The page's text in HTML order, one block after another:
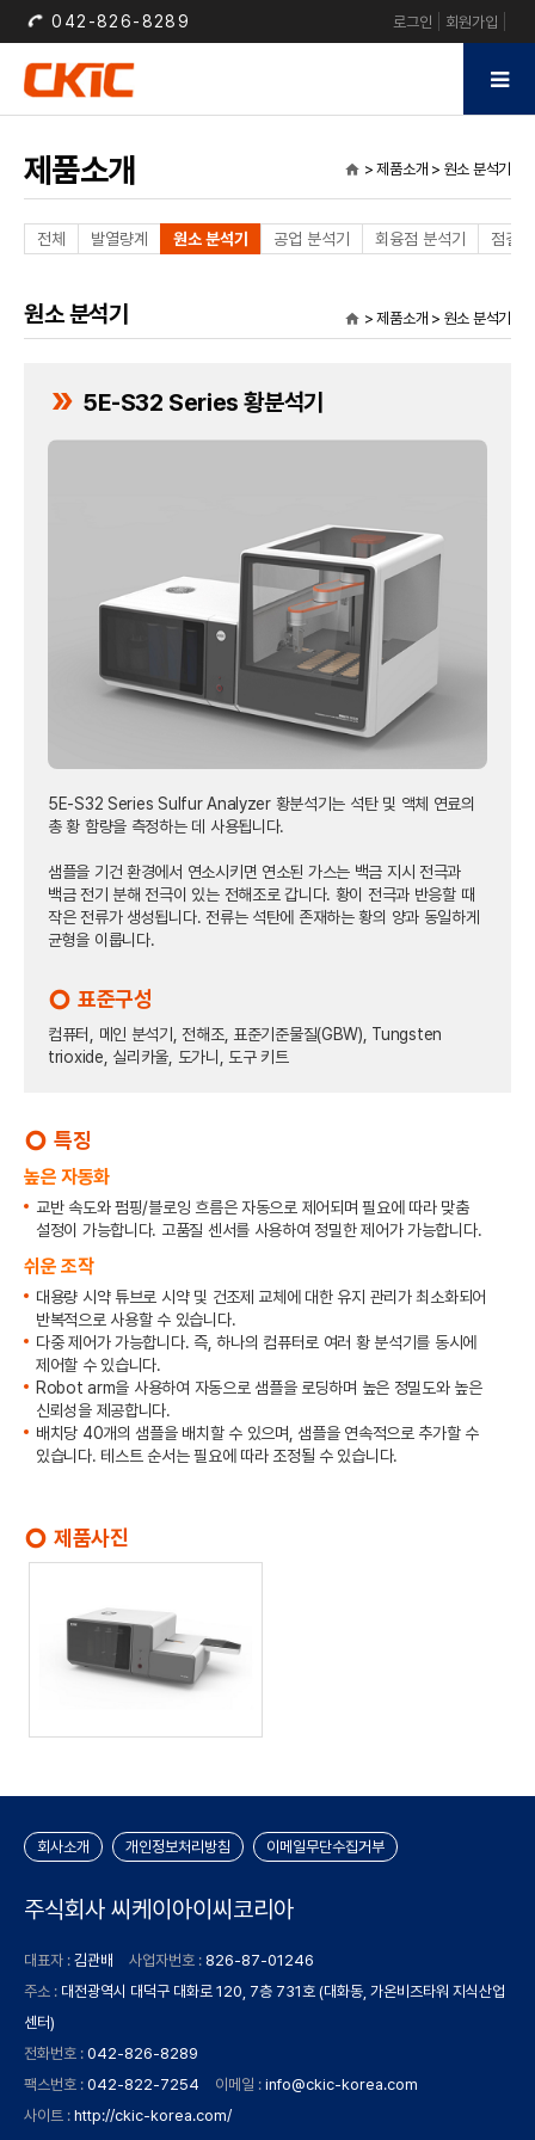
042-826-8289 로그인 회원가입
제품소개 home > 제품소개 > 원소 분석기
전체 발열량계 원소 분석기 공업 분석기 회융점 분석기 점결
원소 분석기 home > 제품소개 > 원소 분석기
double_arrow 5E-S32 Series 황분석기
5E-S32 Series Sulfur Analyzer 황분석기는 석탄 및 액체 연료의
총 황 함량을 측정하는 데 사용됩니다.
샘플을 기건 환경에서 연소시키면 연소된 가스는 백금 지시 전극과
백금 전기 분해 전극이 있는 전해조로 갑니다. 황이 전극과 반응할 때
작은 전류가 생성됩니다. 전류는 석탄에 존재하는 황의 양과 동일하게
균형을 이룹니다.
trip_origin 표준구성
컴퓨터, 메인 분석기, 전해조, 표준기준물질(GBW), Tungsten
trioxide, 실리카울, 도가니, 도구 키트
trip_origin 특징
높은 자동화
교반 속도와 펌핑/블로잉 흐름은 자동으로 제어되며 필요에 따라 맞춤
설정이 가능합니다. 고품질 센서를 사용하여 정밀한 제어가 가능합니다.
쉬운 조작
대용량 시약 튜브로 시약 및 건조제 교체에 대한 유지 관리가 최소화되어
반복적으로 사용할 수 있습니다.
다중 제어가 가능합니다. 즉, 하나의 컴퓨터로 여러 황 분석기를 동시에
제어할 수 있습니다.
Robot arm을 사용하여 자동으로 샘플을 로딩하며 높은 정밀도와 높은
신뢰성을 제공합니다.
배치당 40개의 샘플을 배치할 수 있으며, 샘플을 연속적으로 추가할 수
있습니다. 테스트 순서는 필요에 따라 조정될 수 있습니다.
trip_origin 제품사진
회사소개 개인정보처리방침 이메일무단수집거부
주식회사 씨케이아이씨코리아
대표자 : 김관배 사업자번호 : 826-87-01246
주소 : 대전광역시 대덕구 대화로 120, 7층 731호 (대화동, 가온비즈타워 지식산업
센터)
전화번호 : 042-826-8289
팩스번호 : 042-822-7254 이메일 : info@ckic-korea.com
사이트 : http://ckic-korea.com/